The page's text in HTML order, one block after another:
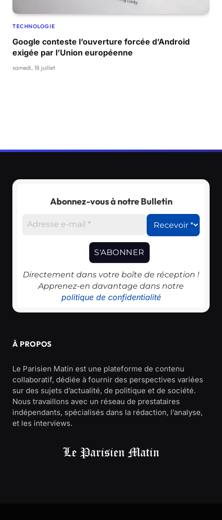
TECHNOLOGIE
Google conteste l’ouverture forcée d’Android
exigée par l’Union européenne
samedi, 18 juillet
Abonnez-vous à notre Bulletin
Directement dans votre boîte de réception !
Apprenez-en davantage dans notre
politique de confidentialité
À PROPOS
Le Parisien Matin est une plateforme de contenu
collaboratif, dédiée à fournir des perspectives variées
sur des sujets d’actualité, de politique et de société.
Nous travaillons avec un réseau de prestataires
indépendants, spécialisés dans la rédaction, l’analyse,
et les interviews.